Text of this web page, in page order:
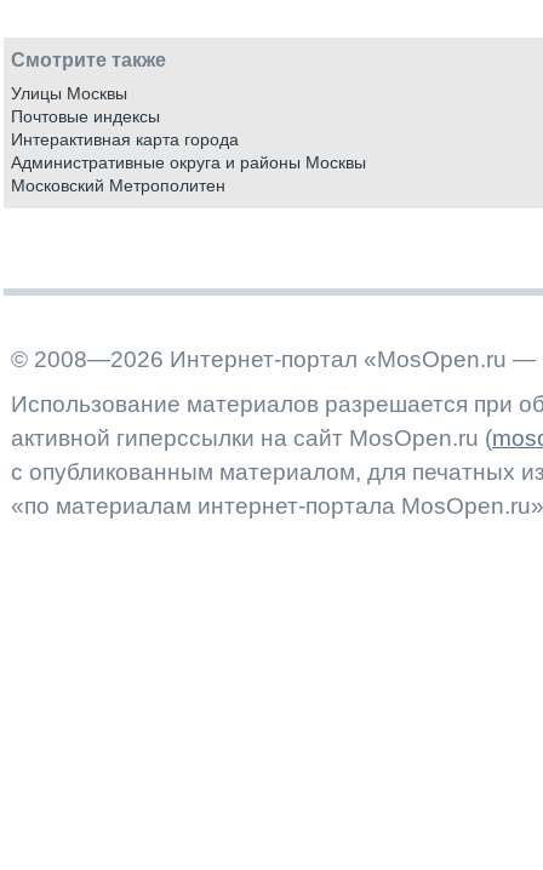
Смотрите также
Улицы Москвы
Почтовые индексы
Интерактивная карта города
Административные округа и районы Москвы
Московский Метрополитен
© 2008—2026 Интернет-портал «MosOpen.ru —
Использование материалов разрешается при
активной гиперссылки на сайт MosOpen.ru (
с опубликованным материалом, для печатных
«по материалам интернет-портала